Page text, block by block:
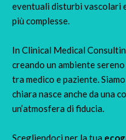
eventuali disturbi vascolari
più complesse.
In Clinical Medical
creando un ambiente
tra medico e paziente.
chiara nasce anche da una
un’atmosfera di fiducia.
Scegliendoci per la tua